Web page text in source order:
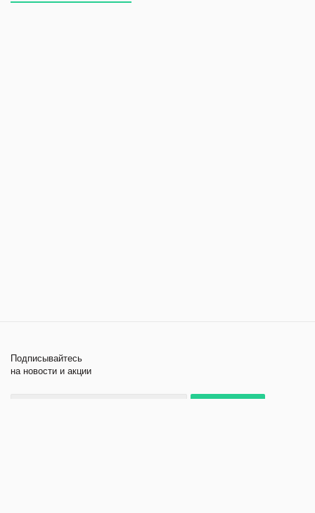
Подписывайтесь
на новости и акции